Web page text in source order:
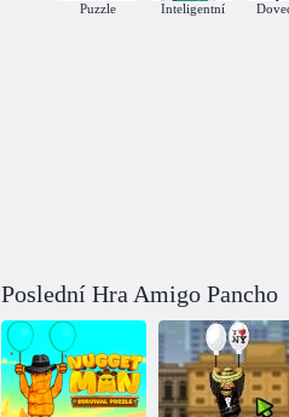
Puzzle Inteligentní
Poslední Hra Amigo Pancho